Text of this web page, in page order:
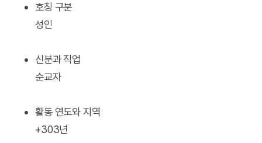
호칭 구분
성인
신분과 직업
순교자
활동 연도와 지역
+303년